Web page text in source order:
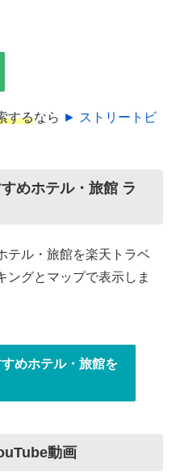
するなら ► ストリートビ
めホテル・旅館 ラ
テル・旅館を楽天トラベ
ングとマップで表示しま
めホテル・旅館を
動画